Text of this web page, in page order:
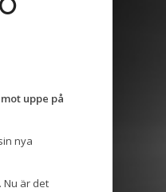
uppe på
nya
Nu är det